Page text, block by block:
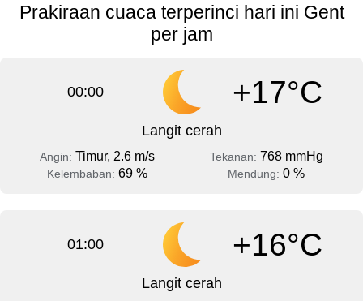
Prakiraan cuaca terperinci hari ini Gent
per jam
00:00 +17°C
Langit cerah
Angin: Timur, 2.6 m/s Tekanan: 768 mmHg
Kelembaban: 69 % Mendung: 0 %
01:00 +16°C
Langit cerah